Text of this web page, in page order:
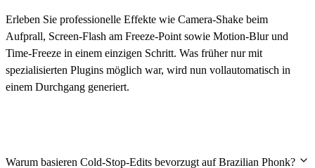
Erleben Sie professionelle Effekte wie Camera-Shake beim
Aufprall, Screen-Flash am Freeze-Point sowie Motion-Blur und
Time-Freeze in einem einzigen Schritt. Was früher nur mit
spezialisierten Plugins möglich war, wird nun vollautomatisch in
einem Durchgang generiert.
Warum basieren Cold-Stop-Edits bevorzugt auf Brazilian Phonk?